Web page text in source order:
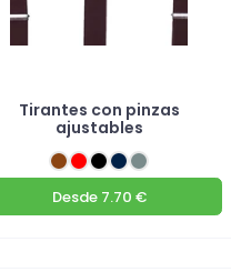
Tirantes con pinzas
ajustables
Desde7.70 €